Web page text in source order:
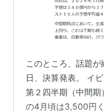
このところ、話題
日、決算発表。 イ
第２四半期（中間
の4月頃は3,500円